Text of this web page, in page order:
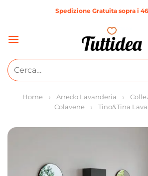
Spedizione Gratuita sopra i
Cerca:
Home Arredo Lavanderia
Colavene
Tino&Tina